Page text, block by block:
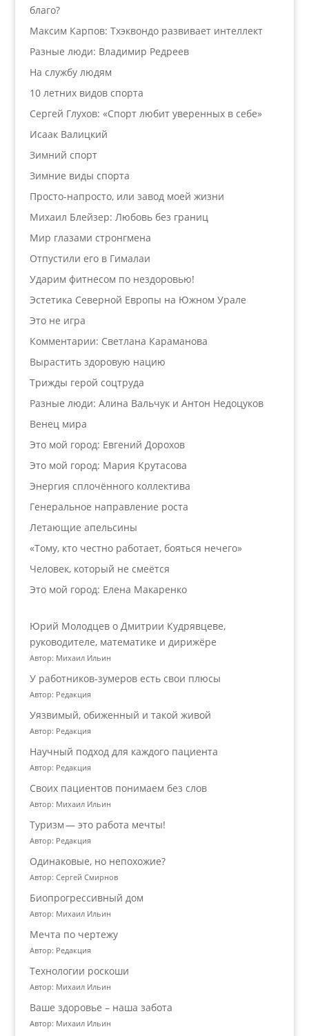
благо?
Максим Карпов: Тхэквондо развивает интеллект
Разные люди: Владимир Редреев
На службу людям
10 летних видов спорта
Сергей Глухов: «Спорт любит уверенных в себе»
Исаак Валицкий
Зимний спорт
Зимние виды спорта
Просто-напросто, или завод моей жизни
Михаил Блейзер: Любовь без границ
Мир глазами стронгмена
Отпустили его в Гималаи
Ударим фитнесом по нездоровью!
Эстетика Северной Европы на Южном Урале
Это не игра
Комментарии: Светлана Караманова
Вырастить здоровую нацию
Трижды герой соцтруда
Разные люди: Алина Вальчук и Антон Недоцуков
Венец мира
Это мой город: Евгений Дорохов
Это мой город: Мария Крутасова
Энергия сплочённого коллектива
Генеральное направление роста
Летающие апельсины
«Тому, кто честно работает, бояться нечего»
Человек, который не смеётся
Это мой город: Елена Макаренко
Юрий Молодцев о Дмитрии Кудрявцеве,
руководителе, математике и дирижёре
Автор: Михаил Ильин
У работников‑зумеров есть свои плюсы
Автор: Редакция
Уязвимый, обиженный и такой живой
Автор: Редакция
Научный подход для каждого пациента
Автор: Редакция
Своих пациентов понимаем без слов
Автор: Михаил Ильин
Туризм — это работа мечты!
Автор: Редакция
Одинаковые, но непохожие?
Автор: Сергей Смирнов
Биопрогрессивный дом
Автор: Михаил Ильин
Мечта по чертежу
Автор: Редакция
Технологии роскоши
Автор: Михаил Ильин
Ваше здоровье – наша забота
Автор: Михаил Ильин